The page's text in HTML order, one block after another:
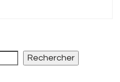
Rechercher